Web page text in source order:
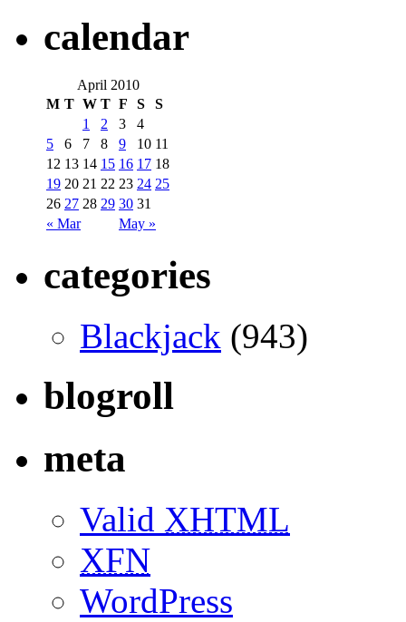
calendar
April 2010
M T W T F S S
« Mar May »
1 2 3
4
5
6 7 8 9 10 11
12 13 14 15 16 17 18
19 20 21 22 23 24 25
26 27 28 29 30 31
categories
Blackjack (943)
blogroll
meta
Valid XHTML
XFN
WordPress